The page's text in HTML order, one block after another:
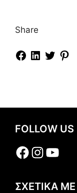
Share
FOLLOW US
Facebook
ΣΧΕΤΙΚΑ ΜΕ